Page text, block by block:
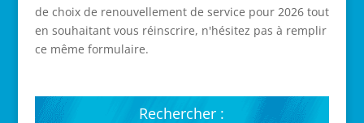
de choix de renouvellement de service pour 2026 tout
en souhaitant vous réinscrire, n'hésitez pas à remplir
ce même formulaire.
Rechercher :